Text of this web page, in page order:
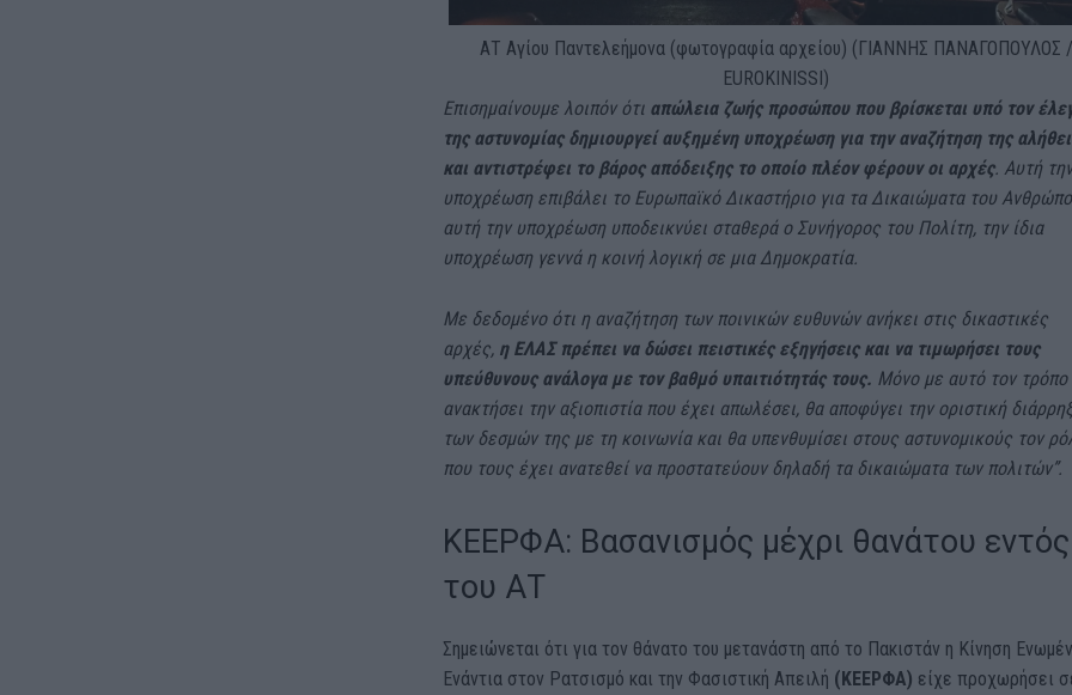
ΑΤ Αγίου Παντελεήμονα (φωτογραφία αρχείου) (ΓΙΑΝΝΗΣ ΠΑΝΑΓΟΠΟΥΛΟΣ /
EUROKINISSI)
Επισημαίνουμε λοιπόν ότιαπώλεια ζωής προσώπου που βρίσκεται υπό τον
της αστυνομίας δημιουργεί αυξημένη υποχρέωση για την αναζήτηση της
και αντιστρέφει το βάρος απόδειξης το οποίο πλέον φέρουν οι αρχές. Αυτή την
υποχρέωση επιβάλει το Ευρωπαϊκό Δικαστήριο για τα Δικαιώματα του
αυτή την υποχρέωση υποδεικνύει σταθερά ο Συνήγορος του Πολίτη, την ίδια
υποχρέωση γεννά η κοινή λογική σε μια Δημοκρατία.
Με δεδομένο ότι η αναζήτηση των ποινικών ευθυνών ανήκει στις δικαστικές
αρχές, η ΕΛΑΣ πρέπει να δώσει πειστικές εξηγήσεις και να τιμωρήσει τους
υπεύθυνους ανάλογα με τον βαθμό υπαιτιότητάς τους. Μόνο με αυτό τον τρόπο
ανακτήσει την αξιοπιστία που έχει απωλέσει, θα αποφύγει την οριστική
των δεσμών της με τη κοινωνία και θα υπενθυμίσει στους αστυνομικούς τον
που τους έχει ανατεθεί να προστατεύουν δηλαδή τα δικαιώματα των πολιτών”.
ΚΕΕΡΦΑ: Βασανισμός μέχρι θανάτου εντός
του ΑΤ
Σημειώνεται ότι για τον θάνατο του μετανάστη από το Πακιστάν η Κίνηση
Ενάντια στον Ρατσισμό και την Φασιστική Απειλή (ΚΕΕΡΦΑ) είχε προχωρήσει